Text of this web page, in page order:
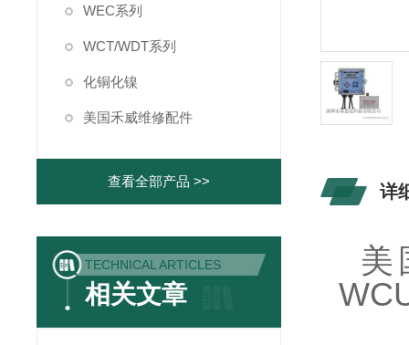
WEC系列
WCT/WDT系列
化铜化镍
美国禾威维修配件
查看全部产品 >>
TECHNICAL ARTICLES
相关文章
详
美